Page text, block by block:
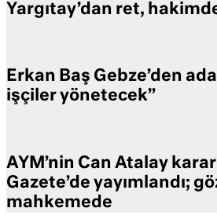
Yargıtay’dan ret,
Erkan Baş Gebze’den
işçiler yönetecek”
AYM’nin Can Atalay
Gazete’de yayımlandı;
mahkemede